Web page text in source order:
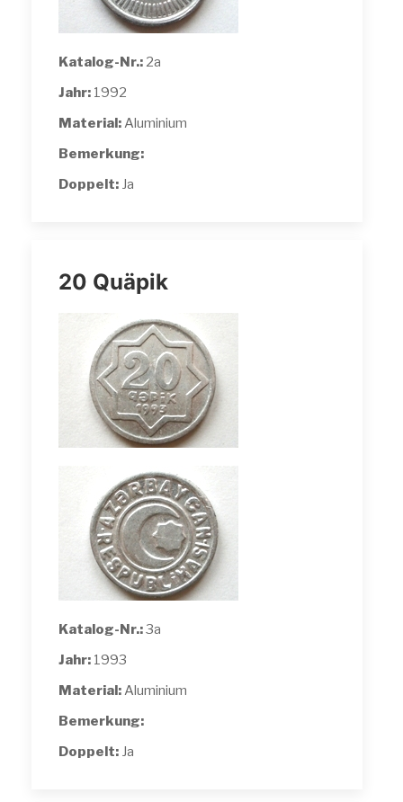
Katalog-Nr.: 2a
Jahr: 1992
Material:Aluminium
Bemerkung:
Doppelt: Ja
20 Quäpik
Katalog-Nr.:3a
Jahr: 1993
Material:Aluminium
Bemerkung:
Doppelt: Ja